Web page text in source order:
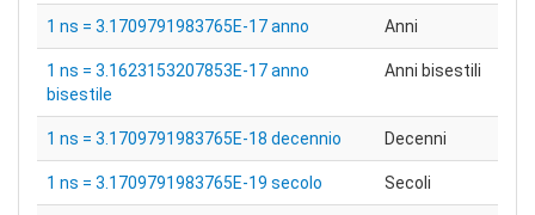
1 ns = 3.1709791983765E-17 anno Anni
1 ns = 3.1623153207853E-17 anno
bisestile
Anni bisestili
1 ns = 3.1709791983765E-18 decennio Decenni
1 ns = 3.1709791983765E-19 secolo Secoli